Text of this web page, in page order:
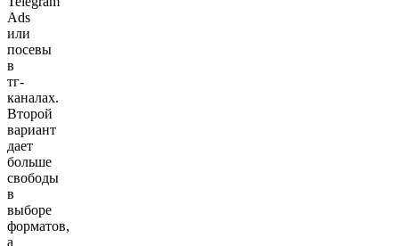
Ads
или
посевы
в
тг-
каналах.
Второй
вариант
дает
больше
свободы
в
выборе
форматов,
а